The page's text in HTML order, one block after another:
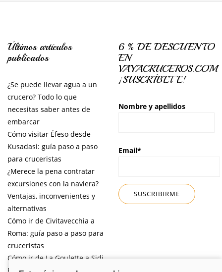
Últimos artículos
publicados
¿Se puede llevar agua a un
crucero? Todo lo que
necesitas saber antes de
embarcar
Cómo visitar Éfeso desde
Kusadasi: guía paso a paso
para cruceristas
¿Merece la pena contratar
excursiones con la naviera?
Ventajas, inconvenientes y
alternativas
Cómo ir de Civitavecchia a
Roma: guía paso a paso para
cruceristas
Cómo ir de La Goulette a Sidi
6 % DE DESCUENTO
EN
VAYACRUCEROS.COM
¡SUSCRÍBETE!
Nombre y apellidos
Email*